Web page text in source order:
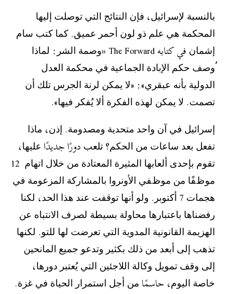
ﺑﺎﻟﻨﺴﺒﺔ ﻹﺳﺮﺍﺋﻴﻞ، ﻓﺈﻥ ﺍﻟﻨﺘﺎﺋﺞ ﺍﻟﺘﻲ ﺗﻮﺻﻠﺖ ﺇﻟﻴﻬﺎ
ﺍﻟﻤﺤﻜﻤﺔ ﻫﻲ ﻋﻠﻢ ﺫﻭ ﻟﻮﻥ ﺃﺣﻤﺮ ﻋﻤﻴﻖ. ﻛﻤﺎ ﻛﺘﺐ ﺳﺎﻡ
ﺇﺷﻤﺎﻥ في كتابه The Forward «ﻭﺻﻤﺔ ﺍﻟﺸﺮ: ﻟﻤﺎﺫﺍ
ُﻭﺻﻒ ﺣﻜﻢ ﺍﻹﺑﺎﺩﺓ ﺍﻟﺠﻤﺎﻋﻴﺔ ﻓﻲ ﻣﺤﻜﻤﺔ ﺍﻟﻌﺪﻝ
ﺍﻟﺪﻭﻟﻴﺔ ﺑﺄﻧﻪ ﻋﺒﻘﺮﻱ»: «ﻻ ﻳﻤﻜﻦ ﻟﺮﻧﺔ ﺍﻟﺠﺮﺱ ﺗﻠﻚ ﺃﻥ
ﺗﺼﻤﺖ. ﻻ ﻳﻤﻜﻦ ﻟﻬﺬﻩ ﺍﻟﻔﻜﺮﺓ ﺃﻻ ﻳُﻔﻜﺮ ﻓﻴﻬﺎ».
‫ﺇﺳﺮﺍﺋﻴﻞ ﻓﻲ ﺁﻥ ﻭﺍﺣﺪ ﻣﺘﺤﺪﻳﺔ ﻭﻣﺼﺪﻭﻣﺔ. ﺇﺫﻥ، ﻣﺎﺫﺍ
ﺗﻔﻌﻞ ﺑﻌﺪ ﺳﺎﻋﺎﺕ ﻣﻦ ﺍﻟﺤﻜﻢ؟ ﺗﻠﻌﺐ دورًا جديدًا ﻋﻠﻴﻬﺎ،
ﺗﻘﻮﻡ ﺑﺈﺣﺪﻯ ﺃﻟﻌﺎﺑﻬﺎ ﺍﻟﻤﺜﻴﺮﺓ ﺍﻟﻤﻌﺘﺎﺩﺓ ﻣﻦ ﺧﻼﻝ ﺍﺗﻬﺎﻡ 12
ﻣﻮﻅﻔًﺎ ﻣﻦ ﻣﻮﻅﻔﻲ ﺍﻷﻭﻧﺮﻭﺍ ﺑﺎﻟﻤﺸﺎﺭﻛﺔ ﺍﻟﻤﺰﻋﻮﻣﺔ ﻓﻲ
ﻫﺠﻤﺎﺕ 7 ﺃﻛﺘﻮﺑﺮ. ﻭﻟﻮ ﺃﻧﻬﺎ ﺗﻮﻗﻔﺖ ﻋﻨﺪ ﻫﺬﺍ ﺍﻟﺤﺪ، ﻟﻜﻨﺎ
ﺭﻓﻀﻨﺎﻫﺎ ﺑﺎﻋﺘﺒﺎﺭﻫﺎ ﻣﺤﺎﻭﻟﺔ ﺑﺴﻴﻄﺔ ﻟﺼﺮﻑ ﺍﻻﻧﺘﺒﺎﻩ ﻋﻦ
ﺍﻟﻬﺰﻳﻤﺔ ﺍﻟﻘﺎﻧﻮﻧﻴﺔ ﺍﻟﻤﺪﻭﻳﺔ ﺍﻟﺘﻲ ﺗﻌﺮﺿﺖ ﻟﻬﺎ ﻟﻠﺘﻮ. ﻟﻜﻨﻬﺎ
ﺗﺬﻫﺐ ﺇﻟﻰ ﺃﺑﻌﺪ ﻣﻦ ﺫﻟﻚ ﺑﻜﺜﻴﺮ ﻭﺗﺪﻋﻮ ﺟﻤﻴﻊ ﺍﻟﻤﺎﻧﺤﻴﻦ
ﺇﻟﻰ ﻭﻗﻒ ﺗﻤﻮﻳﻞ ﻭﻛﺎﻟﺔ ﺍﻟﻼﺟﺌﻴﻦ ﺍﻟﺘﻲ ﻳُﻌﺘﺒﺮ ﺩﻭﺭﻫﺎ،
ﺧﺎﺻﺔ ﺍﻟﻴﻮﻡ، حاسمًا ﻣﻦ ﺃﺟﻞ ﺍﺳﺘﻤﺮﺍﺭ ﺍﻟﺤﻴﺎﺓ ﻓﻲ ﻏﺰﺓ.